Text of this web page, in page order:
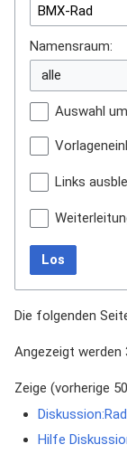
Namensraum:
Auswahl
Links
Los
Die folgenden
Angezeigt werden
Zeige (vorherige 50
Hilfe